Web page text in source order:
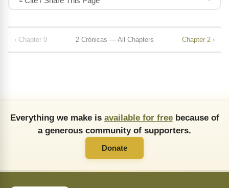
‹ Chapter 0 2 Crónicas — All Chapters Chapter 2 ›
Everything we make is available for freebecause of
a generous community of supporters.
Donate